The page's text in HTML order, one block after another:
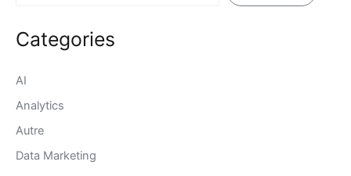
Categories
AI
Analytics
Autre
Data Marketing